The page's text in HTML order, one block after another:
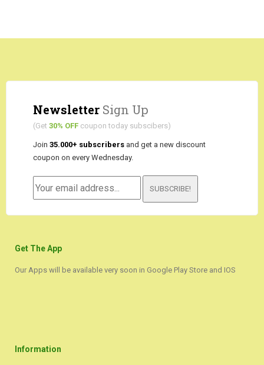
Newsletter Sign Up
(Get 30% OFF coupon today subscibers)
Join 35.000+ subscribers and get a new discount
coupon on every Wednesday.
SUBSCRIBE!
Get The App
Our Apps will be available very soon in Google Play Store and IOS
Information